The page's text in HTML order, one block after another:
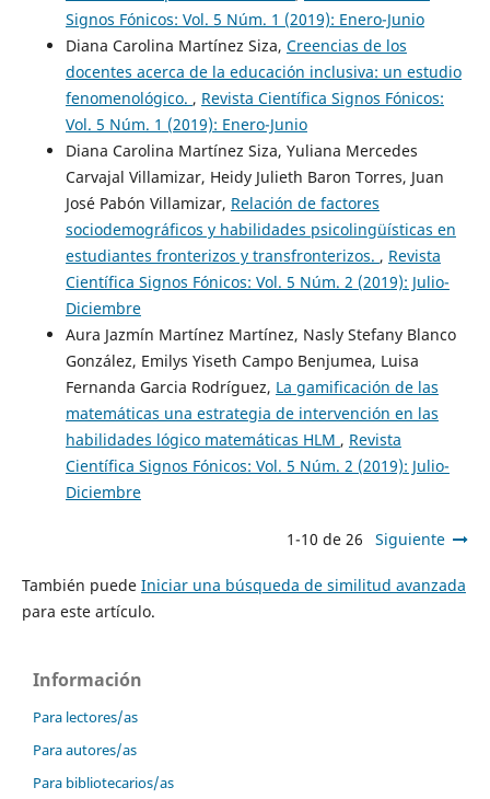
Signos Fónicos: Vol. 5 Núm. 1 (2019): Enero-Junio
Diana Carolina Martínez Siza, Creencias de los
docentes acerca de la educación inclusiva: un estudio
fenomenológico. , Revista Científica Signos Fónicos:
Vol. 5 Núm. 1 (2019): Enero-Junio
Diana Carolina Martínez Siza, Yuliana Mercedes
Carvajal Villamizar, Heidy Julieth Baron Torres, Juan
José Pabón Villamizar, Relación de factores
sociodemográficos y habilidades psicolingüísticas en
estudiantes fronterizos y transfronterizos. , Revista
Científica Signos Fónicos: Vol. 5 Núm. 2 (2019): Julio-
Diciembre
Aura Jazmín Martínez Martínez, Nasly Stefany Blanco
González, Emilys Yiseth Campo Benjumea, Luisa
Fernanda Garcia Rodríguez, La gamificación de las
matemáticas una estrategia de intervención en las
habilidades lógico matemáticas HLM , Revista
Científica Signos Fónicos: Vol. 5 Núm. 2 (2019): Julio-
Diciembre
1-10 de 26 Siguiente
También puede Iniciar una búsqueda de similitud avanzada
para este artículo.
Información
Para lectores/as
Para autores/as
Para bibliotecarios/as